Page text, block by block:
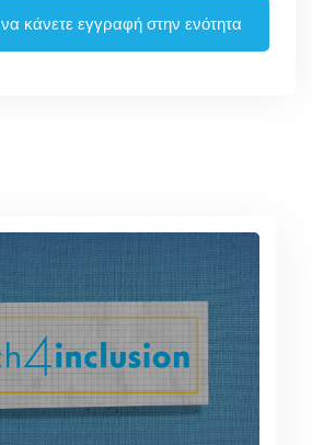
να κάνετε εγγραφή στην ενότητα